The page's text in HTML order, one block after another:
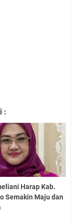
:
Harap Kab.
Semakin Maju dan